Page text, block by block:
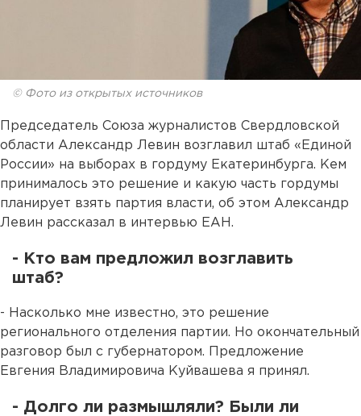
© Фото из открытых источников
Председатель Союза журналистов Свердловской
области Александр Левин возглавил штаб «Единой
России» на выборах в гордуму Екатеринбурга. Кем
принималось это решение и какую часть гордумы
планирует взять партия власти, об этом Александр
Левин рассказал в интервью ЕАН.
- Кто вам предложил возглавить
штаб?
- Насколько мне известно, это решение
регионального отделения партии. Но окончательный
разговор был с губернатором. Предложение
Евгения Владимировича Куйвашева я принял.
- Долго ли размышляли? Были ли